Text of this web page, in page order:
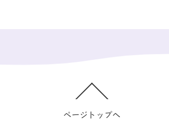
ページトップへ